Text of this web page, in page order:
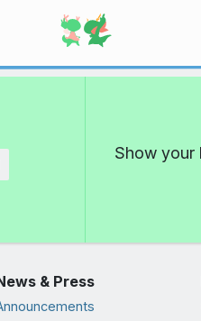
Show your
& Press